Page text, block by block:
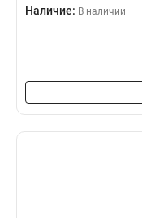
Наличие: В наличии